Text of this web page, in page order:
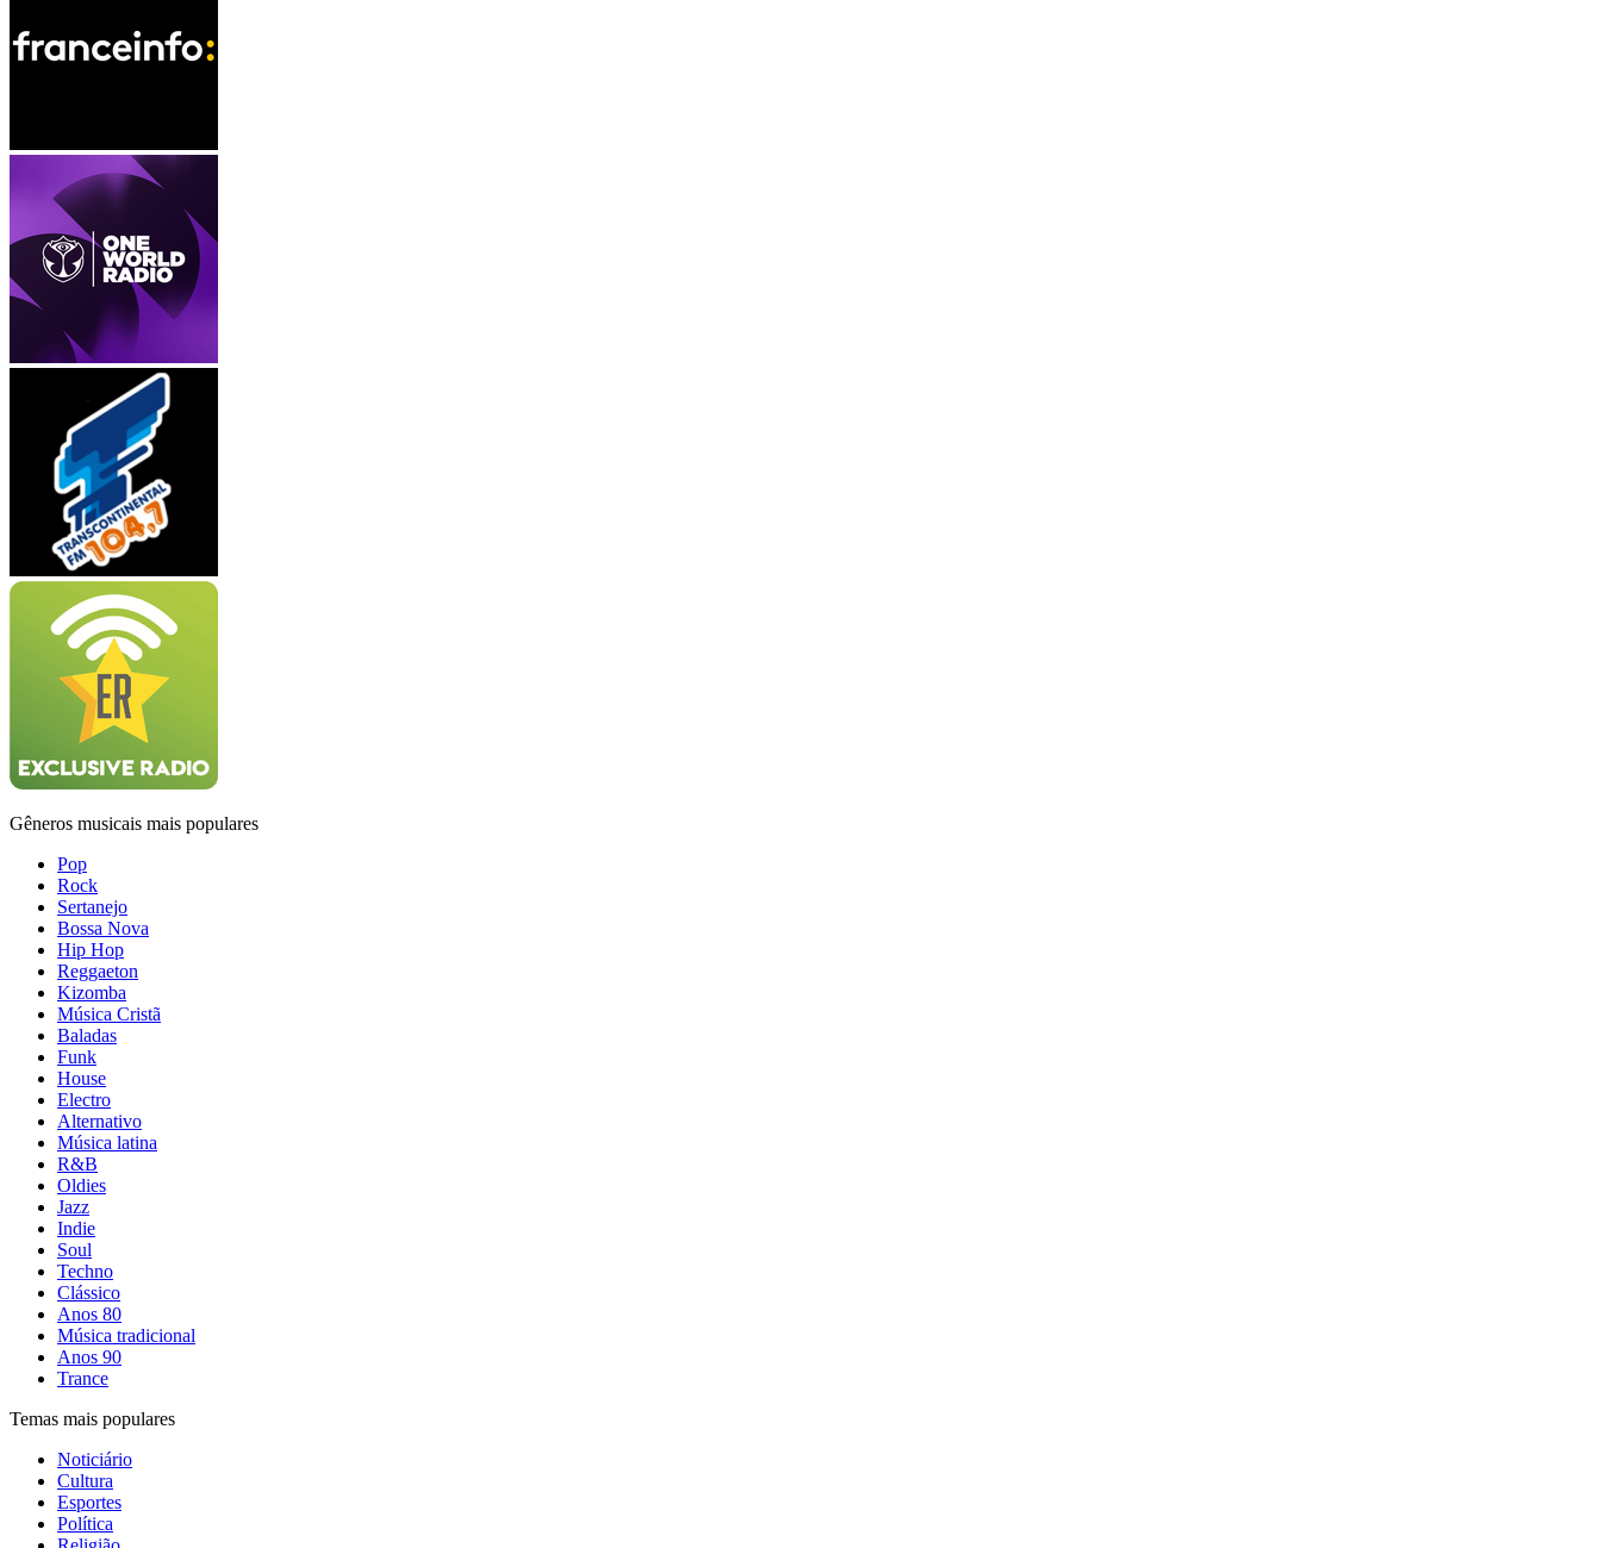
Gêneros musicais mais populares
Pop
Rock
Sertanejo
Bossa Nova
Hip Hop
Reggaeton
Kizomba
Música Cristã
Baladas
Funk
House
Electro
Alternativo
Música latina
R&B
Oldies
Jazz
Indie
Soul
Techno
Clássico
Anos 80
Música tradicional
Anos 90
Trance
Temas mais populares
Noticiário
Cultura
Esportes
Política